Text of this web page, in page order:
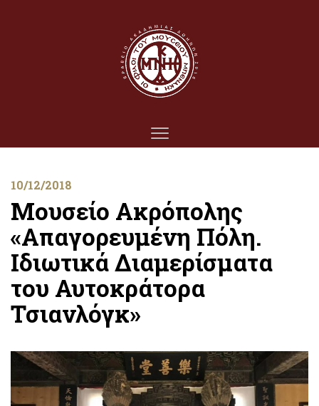
10/12/2018
Μουσείο Ακρόπολης
«Απαγορευμένη Πόλη.
Ιδιωτικά Διαμερίσματα
του Αυτοκράτορα
Τσιανλόγκ»